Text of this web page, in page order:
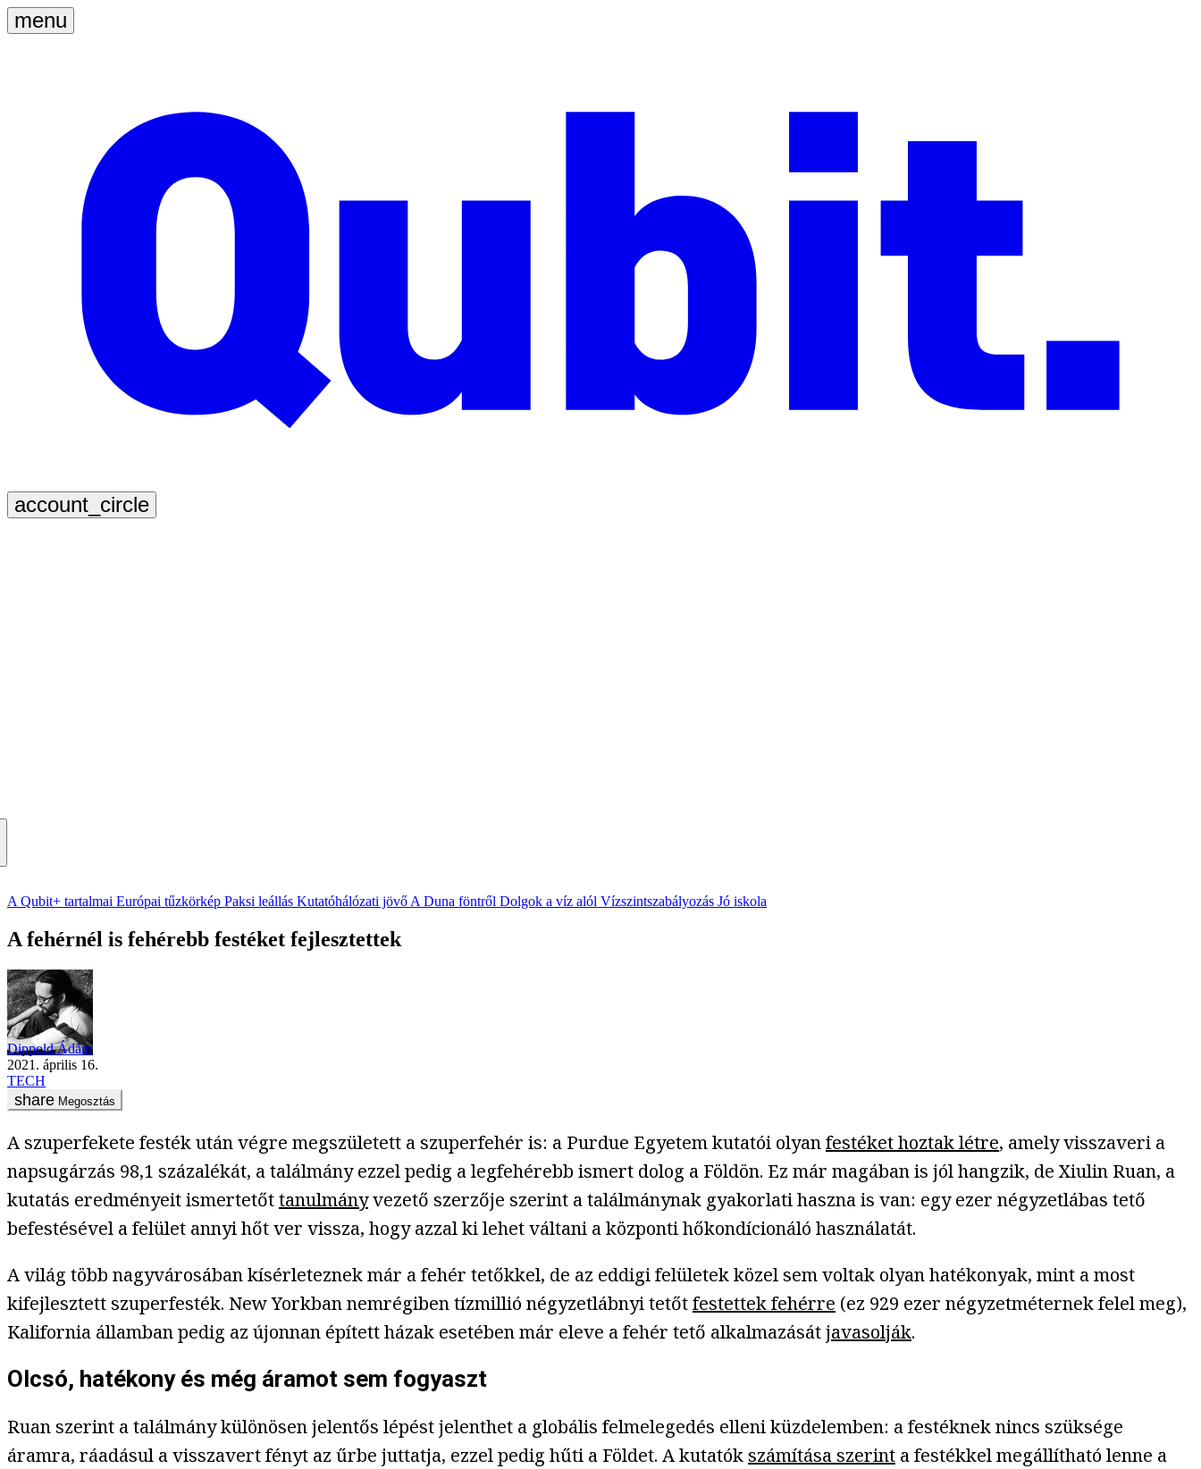
A Qubit+ tartalmai Európai tűzkörkép Paksi leállás Kutatóhálózati jövő A Duna föntről Dolgok a víz alól Vízszintszabályozás Jó iskola
A fehérnél is fehérebb festéket fejlesztettek
Dippold Ádám
2021. április 16.
TECH
Megosztás
A szuperfekete festék után végre megszületett a szuperfehér is: a Purdue Egyetem kutatói olyanfestéket hoztak létre, amely visszaveri a
napsugárzás 98,1 százalékát, a találmány ezzel pedig a legfehérebb ismert dolog a Földön. Ez már magában is jól hangzik, de Xiulin Ruan, a
kutatás eredményeit ismertetőttanulmányvezető szerzője szerint a találmánynak gyakorlati haszna is van: egy ezer négyzetlábas tető
befestésével a felület annyi hőt ver vissza, hogy azzal ki lehet váltani a központi hőkondícionáló használatát.
A világ több nagyvárosában kísérleteznek már a fehér tetőkkel, de az eddigi felületek közel sem voltak olyan hatékonyak, mint a most
kifejlesztett szuperfesték. New Yorkban nemrégiben tízmillió négyzetlábnyi tetőtfestettek fehérre (ez 929 ezer négyzetméternek felel meg),
Kalifornia államban pedig az újonnan épített házak esetében már eleve a fehér tető alkalmazásátjavasolják.
Olcsó, hatékony és még áramot sem fogyaszt
Ruan szerint a találmány különösen jelentős lépést jelenthet a globális felmelegedés elleni küzdelemben: a festéknek nincs szüksége
áramra, ráadásul a visszavert fényt az űrbe juttatja, ezzel pedig hűti a Földet. A kutatókszámítása szerint a festékkel megállítható lenne a